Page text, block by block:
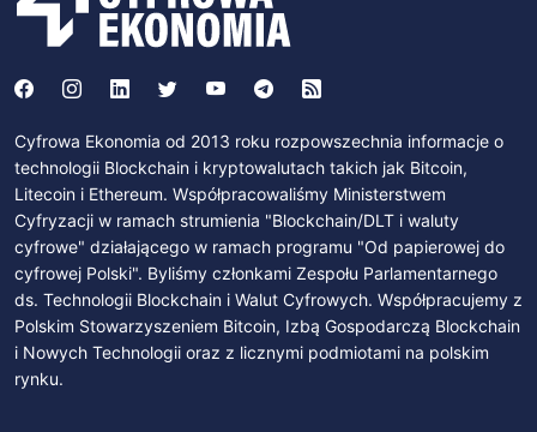
Cyfrowa Ekonomia od 2013 roku rozpowszechnia informacje o
technologii Blockchain i kryptowalutach takich jak Bitcoin,
Litecoin i Ethereum. Współpracowaliśmy Ministerstwem
Cyfryzacji w ramach strumienia "Blockchain/DLT i waluty
cyfrowe" działającego w ramach programu "Od papierowej do
cyfrowej Polski". Byliśmy członkami Zespołu Parlamentarnego
ds. Technologii Blockchain i Walut Cyfrowych. Współpracujemy z
Polskim Stowarzyszeniem Bitcoin, Izbą Gospodarczą Blockchain
i Nowych Technologii oraz z licznymi podmiotami na polskim
rynku.